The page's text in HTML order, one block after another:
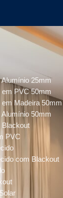
25mm
em PVC 50mm
Madeira 50mm
50mm
Blackout
PVC
com Blackout